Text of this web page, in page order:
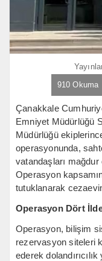
910 Okuma
Çanakkale
Emniyet Müdürlüğü
Müdürlüğü
operasyonunda,
vatandaşları
Operasyon
tutuklanarak
Operasyon Dört
Operasyon, bilişim
rezervasyon siteleri
ederek